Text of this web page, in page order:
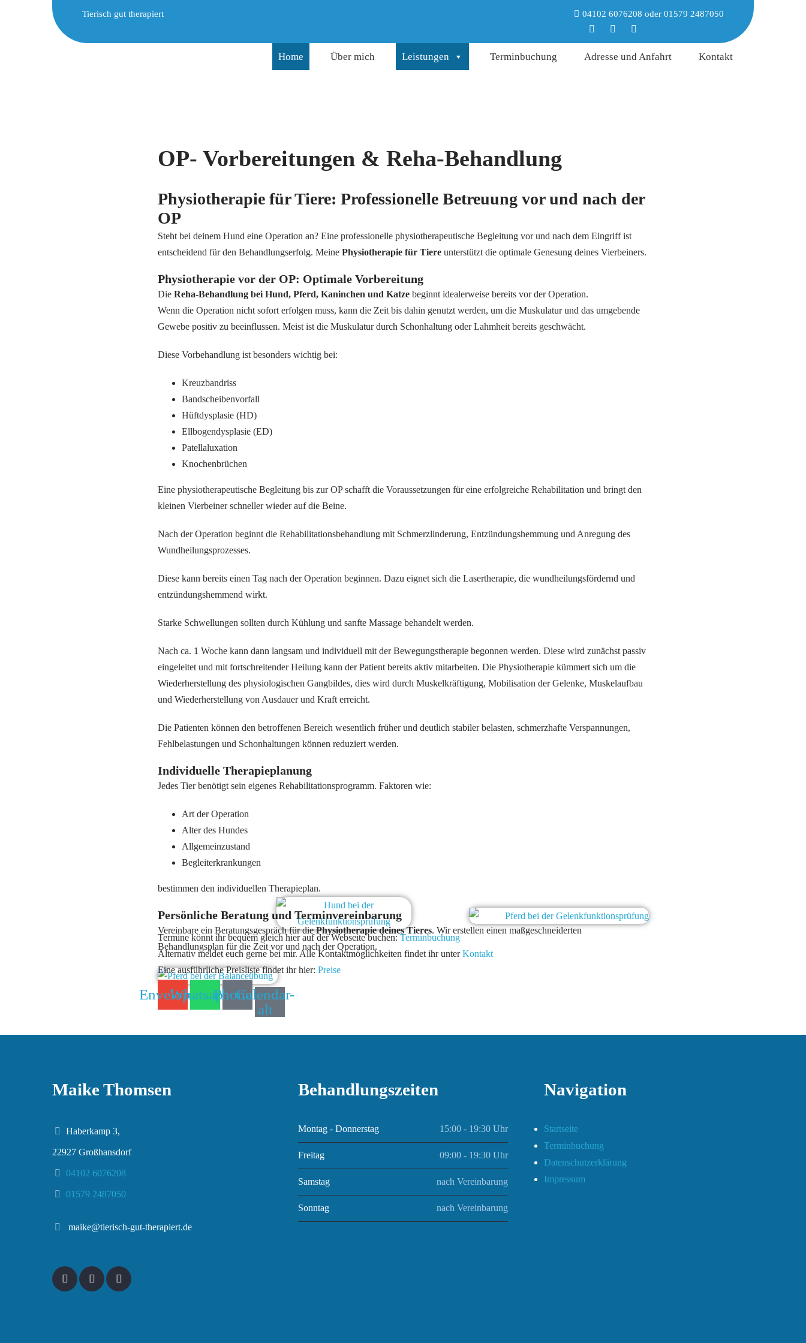
Tierisch gut therapiert 04102 6076208 oder 01579 2487050
Home Über mich Leistungen Terminbuchung Adresse und Anfahrt Kontakt
OP- Vorbereitungen & Reha-Behandlung
Physiotherapie für Tiere: Professionelle Betreuung vor und nach der
OP
Steht bei deinem Hund eine Operation an? Eine professionelle physiotherapeutische Begleitung vor und nach dem Eingriff ist
entscheidend für den Behandlungserfolg. Meine Physiotherapie für Tiereunterstützt die optimale Genesung deines Vierbeiners.
Physiotherapie vor der OP: Optimale Vorbereitung
Die Reha-Behandlung bei Hund, Pferd, Kaninchen und Katzebeginnt idealerweise bereits vor der Operation.
Wenn die Operation nicht sofort erfolgen muss, kann die Zeit bis dahin genutzt werden, um die Muskulatur und das umgebende
Gewebe positiv zu beeinflussen. Meist ist die Muskulatur durch Schonhaltung oder Lahmheit bereits geschwächt.
Diese Vorbehandlung ist besonders wichtig bei:
Kreuzbandriss
Bandscheibenvorfall
Hüftdysplasie (HD)
Ellbogendysplasie (ED)
Patellaluxation
Knochenbrüchen
Eine physiotherapeutische Begleitung bis zur OP schafft die Voraussetzungen für eine erfolgreiche Rehabilitation und bringt den
kleinen Vierbeiner schneller wieder auf die Beine.
Nach der Operation beginnt die Rehabilitationsbehandlung mit Schmerzlinderung, Entzündungshemmung und Anregung des
Wundheilungsprozesses.
Diese kann bereits einen Tag nach der Operation beginnen. Dazu eignet sich die Lasertherapie, die wundheilungsfördernd und
entzündungshemmend wirkt.
Starke Schwellungen sollten durch Kühlung und sanfte Massage behandelt werden.
Nach ca. 1 Woche kann dann langsam und individuell mit der Bewegungstherapie begonnen werden. Diese wird zunächst passiv
eingeleitet und mit fortschreitender Heilung kann der Patient bereits aktiv mitarbeiten. Die Physiotherapie kümmert sich um die
Wiederherstellung des physiologischen Gangbildes, dies wird durch Muskelkräftigung, Mobilisation der Gelenke, Muskelaufbau
und Wiederherstellung von Ausdauer und Kraft erreicht.
Die Patienten können den betroffenen Bereich wesentlich früher und deutlich stabiler belasten, schmerzhafte Verspannungen,
Fehlbelastungen und Schonhaltungen können reduziert werden.
Individuelle Therapieplanung
Jedes Tier benötigt sein eigenes Rehabilitationsprogramm. Faktoren wie:
Art der Operation
Alter des Hundes
Allgemeinzustand
Begleiterkrankungen
bestimmen den individuellen Therapieplan.
Persönliche Beratung und Terminvereinbarung
Vereinbare ein Beratungsgespräch für diePhysiotherapie deines Tieres. Wir erstellen einen maßgeschneiderten
Behandlungsplan für die Zeit vor und nach der Operation.
Termine könnt ihr bequem gleich hier auf der Webseite buchen: Terminbuchung
Alternativ meldet euch gerne bei mir. Alle Kontaktmöglichkeiten findet ihr unterKontakt
Eine ausführliche Preisliste findet ihr hier: Preise
EnvelopeWhatsappPhoneCalendar-
alt
Maike Thomsen
Haberkamp 3,
22927 Großhansdorf
04102 6076208
01579 2487050
maike@tierisch-gut-therapiert.de
Behandlungszeiten
Montag - Donnerstag 15:00 - 19:30 Uhr
Freitag 09:00 - 19:30 Uhr
Samstag nach Vereinbarung
Sonntag nach Vereinbarung
Navigation
Startseite
Terminbuchung
Datenschutzerklärung
Impressum